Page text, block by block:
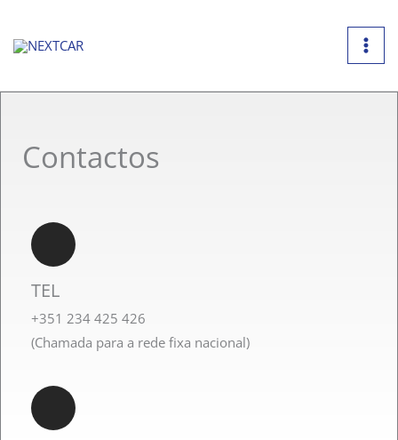
content
Contactos
TEL
+351 234 425 426
(Chamada para a rede fixa nacional)